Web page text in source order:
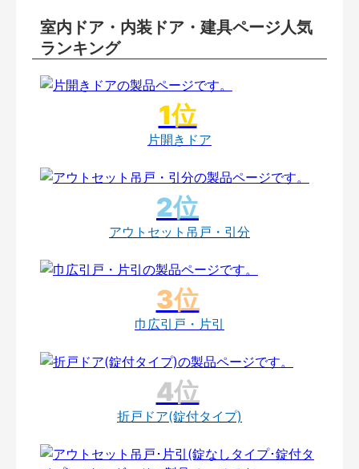
室内ドア・内装ドア・建具ページ人気
ランキング
片開きドア
アウトセット吊戸・引分
巾広引戸・片引
折戸ドア(錠付タイプ)